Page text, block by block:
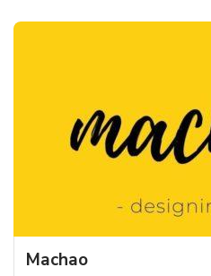
Machao